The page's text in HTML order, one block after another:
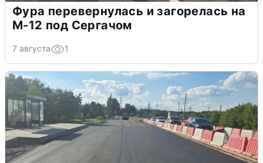
Фура перевернулась и загорелась на
М-12 под Сергачом
7 августа 1